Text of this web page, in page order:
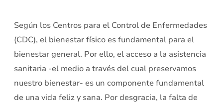
Según los Centros para el Control de Enfermedades
(CDC), el bienestar físico es fundamental para el
bienestar general. Por ello, el acceso a la asistencia
sanitaria -el medio a través del cual preservamos
nuestro bienestar- es un componente fundamental
de una vida feliz y sana. Por desgracia, la falta de